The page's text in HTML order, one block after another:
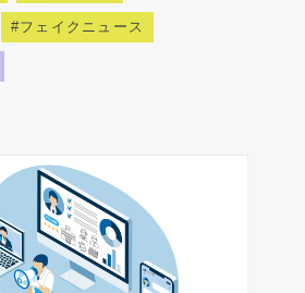
フェイクニュース